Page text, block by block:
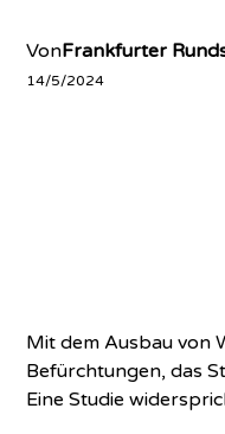
VonFrankfurter
14/5/2024
Mit dem Ausbau von
Befürchtungen, das
Eine Studie